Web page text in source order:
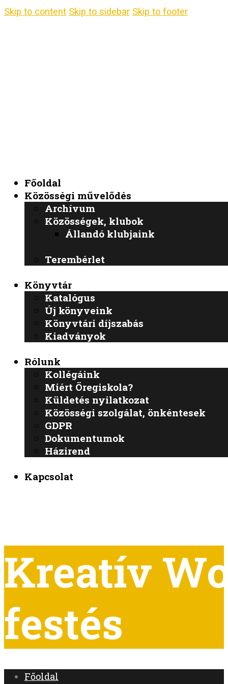
Skip to content Skip to sidebar Skip to footer
Főoldal
Közösségi művelődés
Archívum
Közösségek, klubok
Állandó klubjaink
Terembérlet
Könyvtár
Katalógus
Új könyveink
Könyvtári díjszabás
Kiadványok
Rólunk
Kollégáink
Miért Öregiskola?
Küldetés nyilatkozat
Közösségi szolgálat, önkéntesek
GDPR
Dokumentumok
Házirend
Kapcsolat
Kreatív
festés
Főoldal